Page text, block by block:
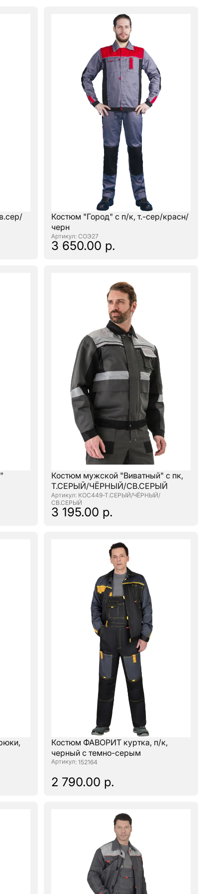
Костюм "Город" с п/к, т.-сер/красн/
черн
: СОЭ27
3 650.00 р.
Костюм мужской "Виватный" с пк,
Т.СЕРЫЙ/ЧЁРНЫЙ/СВ.СЕРЫЙ
: КОС449-Т.СЕРЫЙ/ЧЁРНЫЙ/
СВ.СЕРЫЙ
3 195.00 р.
Костюм ФАВОРИТ куртка, п/к,
черный с темно-серым
: 152164
2 790.00 р.